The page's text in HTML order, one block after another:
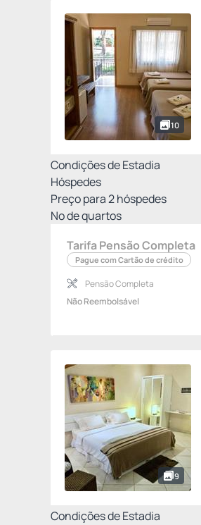
10
Condições de Estadia
Hóspedes
Preço para2hóspedes
Nº de quartos
Tarifa Pensão Completa
Pague com Cartão de crédito
Pensão Completa
Não Reembolsável
9
Condições de Estadia